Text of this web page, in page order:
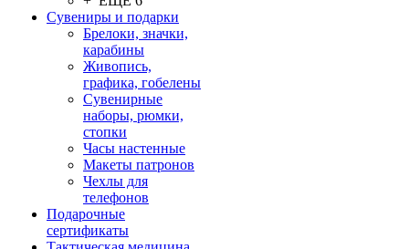
Сувениры и подарки
Брелоки, значки,
карабины
Живопись,
графика, гобелены
Сувенирные
наборы, рюмки,
стопки
Часы настенные
Макеты патронов
Чехлы для
телефонов
Подарочные
сертификаты